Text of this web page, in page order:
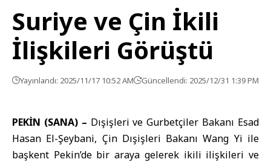
Suriye ve Çin İkili
İlişkileri Görüştü
Yayınlandı: 2025/11/17 10:52 AM Güncellendi: 2025/12/31 1:39 PM
PEKİN (SANA) – Dışişleri ve Gurbetçiler Bakanı Esad
Hasan El-Şeybani, Çin Dışişleri Bakanı Wang Yi ile
başkent Pekin’de bir araya gelerek ikili ilişkileri ve